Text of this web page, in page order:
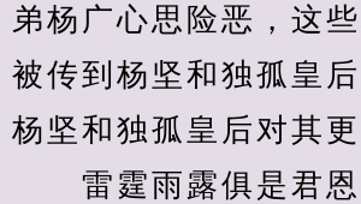
弟杨广心思险恶，这
被传到杨坚和独孤皇
杨坚和独孤皇后对其
雷霆雨露俱是君恩